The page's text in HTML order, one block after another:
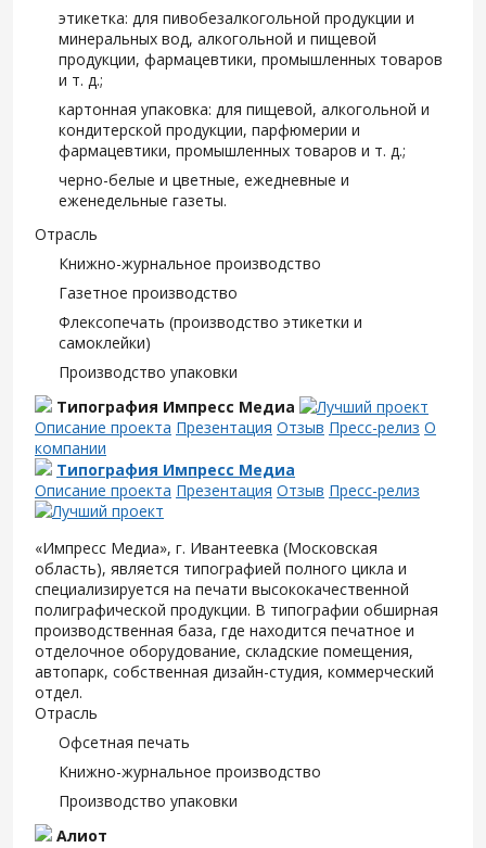
этикетка: для пивобезалкогольной продукции и
минеральных вод, алкогольной и пищевой
продукции, фармацевтики, промышленных товаров
и т. д.;
картонная упаковка: для пищевой, алкогольной и
кондитерской продукции, парфюмерии и
фармацевтики, промышленных товаров и т. д.;
черно-белые и цветные, ежедневные и
еженедельные газеты.
Отрасль
Книжно-журнальное производство
Газетное производство
Флексопечать (производство этикетки и
самоклейки)
Производство упаковки
Типография Импресс Медиа
Описание проекта Презентация Отзыв Пресс-релиз О
компании
Типография Импресс Медиа
Описание проекта Презентация Отзыв Пресс-релиз
«Импресс Медиа», г. Ивантеевка (Московская
область), является типографией полного цикла и
специализируется на печати высококачественной
полиграфической продукции. В типографии обширная
производственная база, где находится печатное и
отделочное оборудование, складские помещения,
автопарк, собственная дизайн-студия, коммерческий
отдел.
Отрасль
Офсетная печать
Книжно-журнальное производство
Производство упаковки
Алиот